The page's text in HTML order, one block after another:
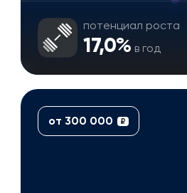
потенциал роста
17,0% в год
от 300 000 ₽